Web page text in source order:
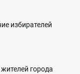
избирателей
города